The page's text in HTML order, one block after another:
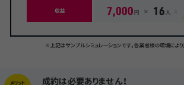
成約は必要ありません！